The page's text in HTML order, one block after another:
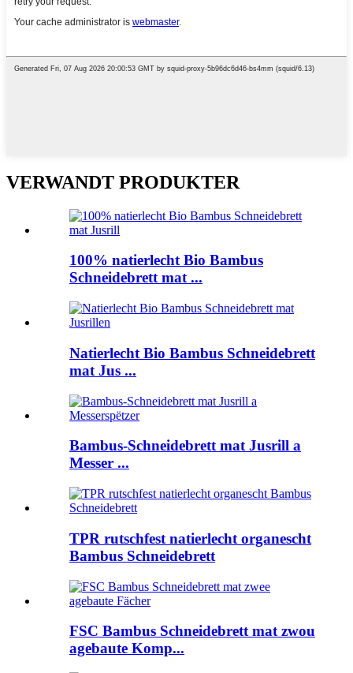
VERWANDT PRODUKTER
100% natierlecht Bio Bambus
Schneidebrett mat ...
Natierlecht Bio Bambus Schneidebrett
mat Jus ...
Bambus-Schneidebrett mat Jusrill a
Messer ...
TPR rutschfest natierlecht organescht
Bambus Schneidebrett
FSC Bambus Schneidebrett mat zwou
agebaute Komp...